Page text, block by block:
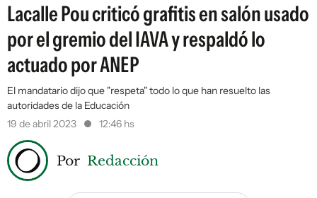
Lacalle Pou criticó grafitis en salón usado
por el gremio del IAVA y respaldó lo
actuado por ANEP
El mandatario dijo que "respeta" todo lo que han resuelto las
autoridades de la Educación
19 de abril 2023
12:46 hs
Por Redacción